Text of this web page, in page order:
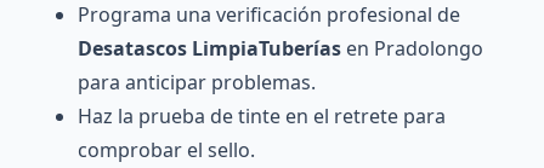
Programa una verificación profesional de
Desatascos LimpiaTuberías en Pradolongo
para anticipar problemas.
Haz la prueba de tinte en el retrete para
comprobar el sello.